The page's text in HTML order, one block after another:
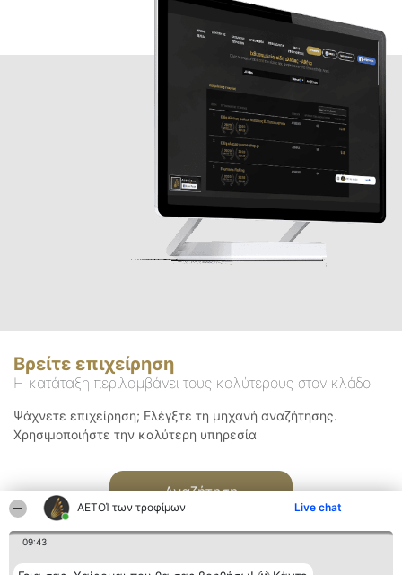
ΑΕΤΟΊ των τροφίμων Live chat
09:43
Βρείτε επιχείρηση
Η κατάταξη περιλαμβάνει τους καλύτερους στον κλάδο
Ψάχνετε επιχείρηση; Ελέγξτε τη μηχανή αναζήτησης.
Χρησιμοποιήστε την καλύτερη υπηρεσία
Αναζήτηση